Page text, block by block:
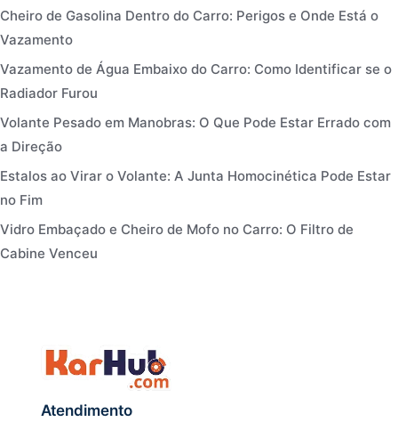
Cheiro de Gasolina Dentro do Carro: Perigos e Onde Está o
Vazamento
Vazamento de Água Embaixo do Carro: Como Identificar se o
Radiador Furou
Volante Pesado em Manobras: O Que Pode Estar Errado com
a Direção
Estalos ao Virar o Volante: A Junta Homocinética Pode Estar
no Fim
Vidro Embaçado e Cheiro de Mofo no Carro: O Filtro de
Cabine Venceu
Atendimento